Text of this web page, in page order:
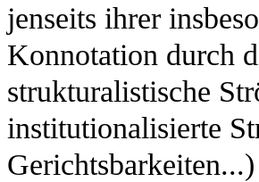
jenseits ihrer
Konnotation durch
strukturalistische
institutionalisierte